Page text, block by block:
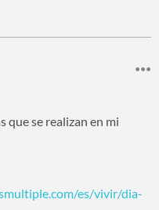
que se realizan en mi
es/vivir/dia-